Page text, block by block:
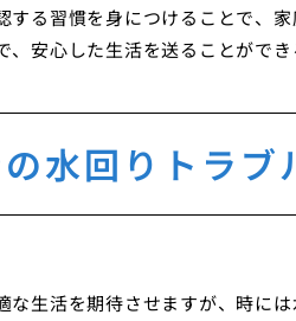
する習慣を身につけることで、
安心した生活を送ることができ
水回りトラブ
な生活を期待させますが、時に